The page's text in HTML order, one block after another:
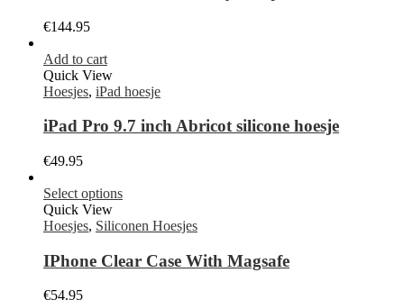
€144.95
Add to cart
Quick View
Hoesjes, iPad hoesje
iPad Pro 9.7 inch Abricot silicone hoesje
€49.95
Select options
Quick View
Hoesjes, Siliconen Hoesjes
IPhone Clear Case With Magsafe
€54.95